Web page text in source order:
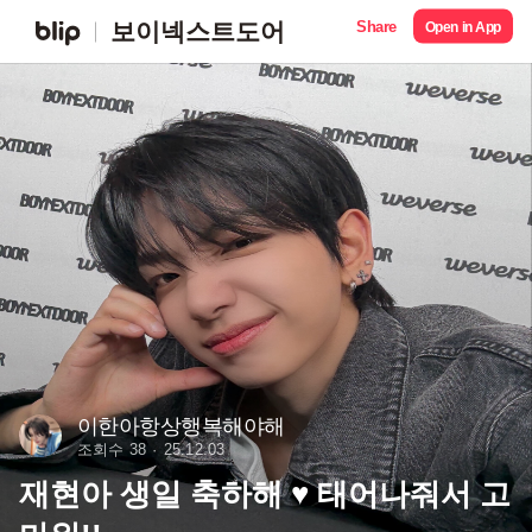
보이넥스트도어 Share Open in App
이한아항상행복해야해
조회수 38 25.12.03
재현아 생일 축하해 ♥ 태어나줘서 고